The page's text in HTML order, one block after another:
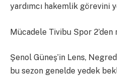
yardımcı hakemlik görevini
Mücadele Tivibu Spor 2’den
Şenol Güneş’in Lens,
bu sezon genelde yedek